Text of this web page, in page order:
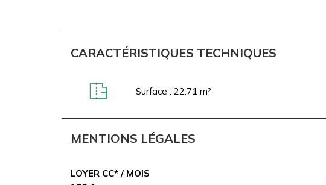
CARACTÉRISTIQUES TECHNIQUES
Surface : 22.71 m²
MENTIONS LÉGALES
LOYER CC* / MOIS